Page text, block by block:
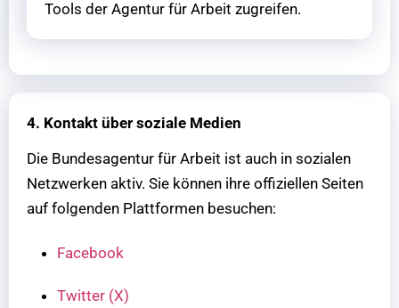
Tools der Agentur für Arbeit zugreifen.
4. Kontakt über soziale Medien
Die Bundesagentur für Arbeit ist auch in sozialen
Netzwerken aktiv. Sie können ihre offiziellen Seiten
auf folgenden Plattformen besuchen:
Facebook
Twitter (X)